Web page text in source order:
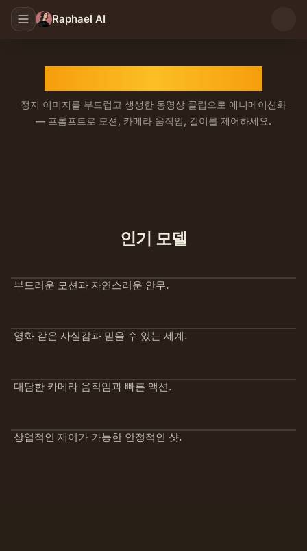
Raphael AI
정지 이미지를 부드럽고 생생한 동영상 클립으로 애니메이션화
— 프롬프트로 모션, 카메라 움직임, 길이를 제어하세요.
인기 모델
부드러운 모션과 자연스러운 안무.
영화 같은 사실감과 믿을 수 있는 세계.
대담한 카메라 움직임과 빠른 액션.
상업적인 제어가 가능한 안정적인 샷.